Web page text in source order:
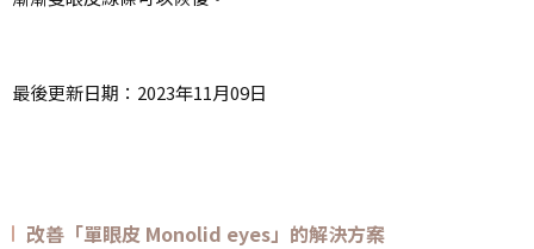
最後更新日期：2023年11月09日
改善「單眼皮 Monolid eyes」的解決方案